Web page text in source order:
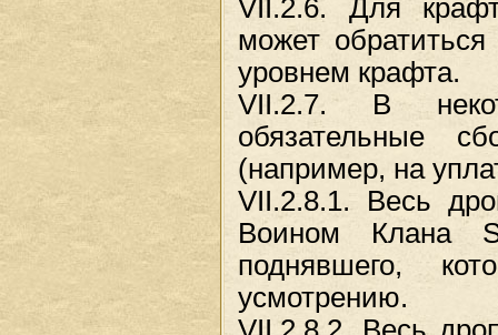
VII.2.6. Для
может
уровнем крафта.
VII.2.7. В
обязательные
(например, на
VII.2.8.1. Весь
Воином Клана
поднявшего,
усмотрению.